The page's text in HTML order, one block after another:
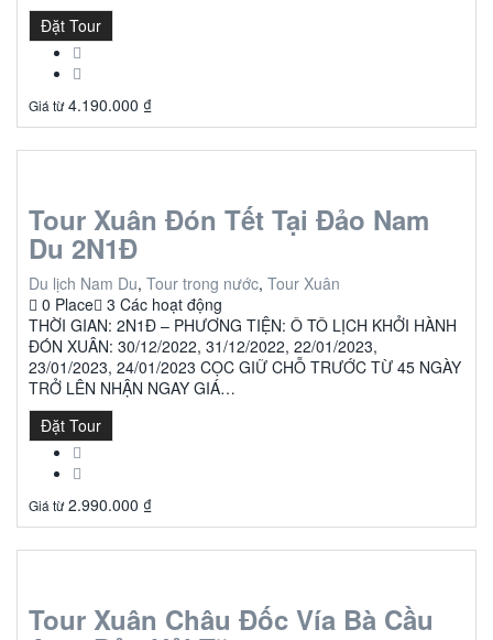
Đặt Tour
Giá từ 4.190.000 ₫
Tour Xuân Đón Tết Tại Đảo Nam
Du 2N1Đ
Du lịch Nam Du, Tour trong nước, Tour Xuân
0 Place 3 Các hoạt động
THỜI GIAN: 2N1Đ – PHƯƠNG TIỆN: Ô TÔ LỊCH KHỞI HÀNH
ĐÓN XUÂN: 30/12/2022, 31/12/2022, 22/01/2023,
23/01/2023, 24/01/2023 CỌC GIỮ CHỖ TRƯỚC TỪ 45 NGÀY
TRỞ LÊN NHẬN NGAY GIÁ…
Đặt Tour
Giá từ 2.990.000 ₫
Tour Xuân Châu Đốc Vía Bà Cầu